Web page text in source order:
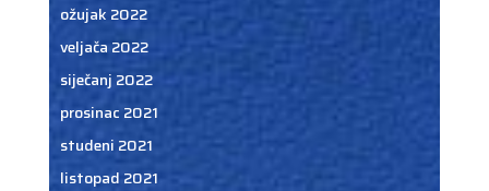
ožujak 2022
veljača 2022
siječanj 2022
prosinac 2021
studeni 2021
listopad 2021